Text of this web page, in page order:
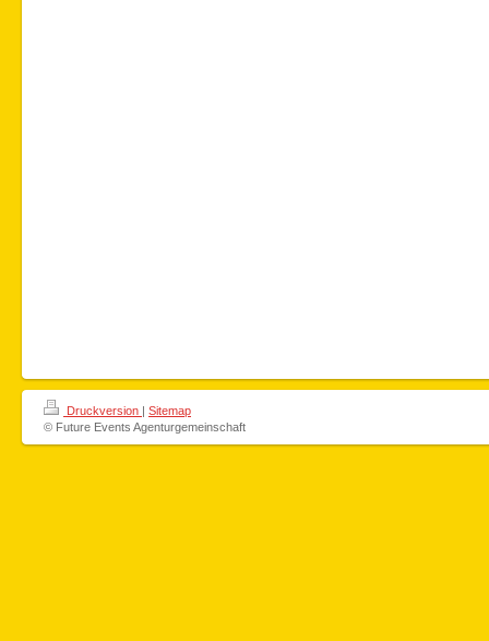
Druckversion | Sitemap
© Future Events Agenturgemeinschaft